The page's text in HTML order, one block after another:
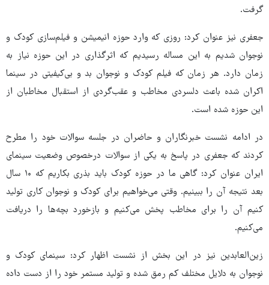
گرفت.
جعفری نیز عنوان کرد: روزی که وارد حوزه انیمیشن و فیلم‌سازی کودک و
نوجوان شدیم به این مساله رسیدیم که اثرگذاری در این حوزه نیاز به
زمان دارد. هر زمان که فیلم کودک و نوجوان بد و بی‌کیفیتی در سینما
اکران شده باعث دلسردی مخاطب و عقب‌گردی از استقبال مخاطبان از
این حوزه شده است.
در ادامه نشست خبرنگاران و حاضران در جلسه سوالات خود را مطرح
کردند که جعفری در پاسخ به یکی از سوالات درخصوص وضعیت سینمای
ایران عنوان کرد: گاهی ما در حوزه کودک باید بذری بکاریم که ۱۰ سال
بعد نتیجه آن را ببینیم. وقتی می‌خواهیم برای کودک و نوجوان کاری تولید
کنیم آن را برای مخاطب پخش می‌کنیم‌ و بازخورد بچه‌ها را دریافت
می‌کنیم.‌
زین‌العابدین نیز در این بخش از نشست اظهار کرد: سینمای کودک و
نوجوان به دلایل مختلف کم رمق شده و تولید مستمر خود را از دست داده